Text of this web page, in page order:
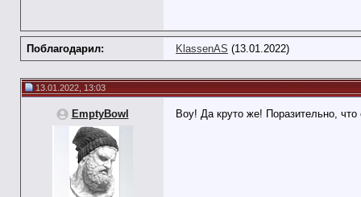
Поблагодарил: KlassenAS (13.01.2022)
13.01.2022, 13:03
EmptyBowl Воу! Да круто же! Поразительно,